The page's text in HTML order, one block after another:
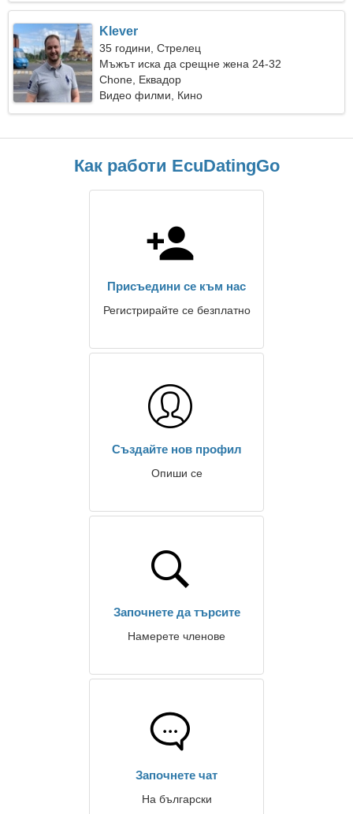
Klever
35 години, Стрелец
Мъжът иска да срещне жена 24-32
Chone, Еквадор
Видео филми, Кино
Как работи EcuDatingGo
Присъедини се към нас
Регистрирайте се безплатно
Създайте нов профил
Опиши се
Започнете да търсите
Намерете членове
Започнете чат
На български